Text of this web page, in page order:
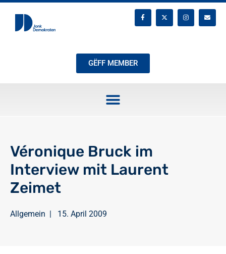
GËFF MEMBER
Véronique Bruck im
Interview mit Laurent
Zeimet
Allgemein | 15. April 2009